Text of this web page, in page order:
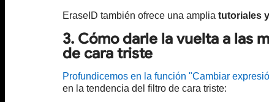
EraseID también ofrece una amplia tutoriales
3. Cómo darle la vuelta a las
de cara triste
Profundicemos en la función "Cambiar
en la tendencia del filtro de cara triste: